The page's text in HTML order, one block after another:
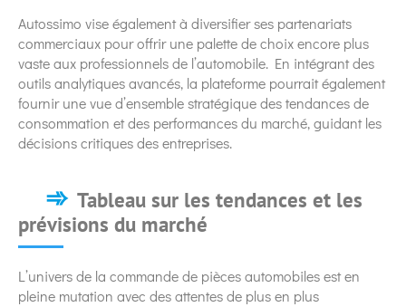
Autossimo vise également à diversifier ses partenariats
commerciaux pour offrir une palette de choix encore plus
vaste aux professionnels de l’automobile. En intégrant des
outils analytiques avancés, la plateforme pourrait également
fournir une vue d’ensemble stratégique des tendances de
consommation et des performances du marché, guidant les
décisions critiques des entreprises.
Tableau sur les tendances et les
prévisions du marché
L’univers de la commande de pièces automobiles est en
pleine mutation avec des attentes de plus en plus